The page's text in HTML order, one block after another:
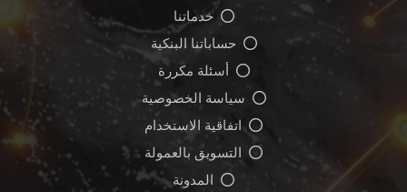
خدماتنا
حساباتنا البنكية
أسئلة مكررة
سياسة الخصوصية
اتفاقية الاستخدام
التسويق بالعمولة
المدونة